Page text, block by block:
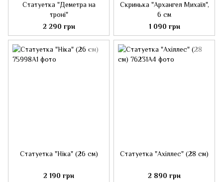
Статуетка "Деметра на
троні"
2 290 грн
Скринька "Архангел Михаїл",
6 см
1 090 грн
Статуетка "Ніка" (26 см)
2 190 грн
Статуетка "Ахіллес" (28 см)
2 890 грн